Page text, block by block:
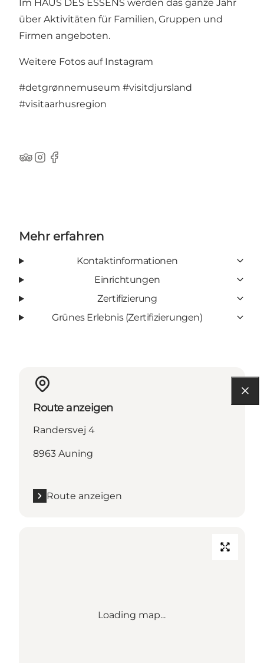
Im HAUS DES ESSENS werden das ganze Jahr
über Aktivitäten für Familien, Gruppen und
Firmen angeboten.
Weitere Fotos auf Instagram
#detgrønnemuseum #visitdjursland
#visitaarhusregion
TripAdvisor
Instagram
Facebook
Mehr erfahren
Kontaktinformationen
Einrichtungen
Zertifizierung
Grünes Erlebnis (Zertifizierungen)
Route anzeigen
Randersvej 4
8963 Auning
Route anzeigen
Loading map...